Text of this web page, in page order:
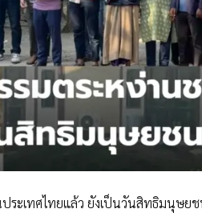
ระเทศไทยแล้ว ยังเป็นวันสิทธิมนุษย